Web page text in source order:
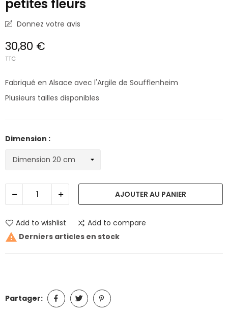
petites fleurs
Donnez votre avis
30,80 €
TTC
Fabriqué en Alsace avec l'Argile de Soufflenheim
Plusieurs tailles disponibles
Dimension :
AJOUTER AU PANIER
Add to wishlist Add to compare
 Derniers articles en stock
Partager: